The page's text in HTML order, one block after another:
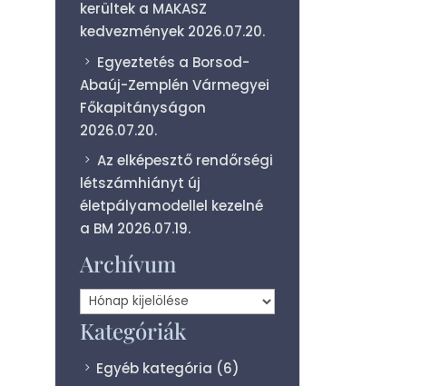
kerültek a MAKASZ
kedvezmények 2026.07.20.
Egyeztetés a Borsod-
Abaúj-Zemplén Vármegyei
Főkapitányságon
2026.07.20.
Az elképesztő rendőrségi
létszámhiányt új
életpályamodellel kezelné
a BM 2026.07.19.
Archívum
Archívum
Kategóriák
Egyéb kategória (6)